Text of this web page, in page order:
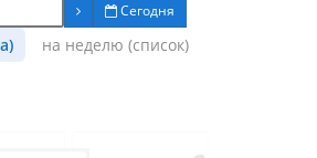
Сегодня
на неделю (список)